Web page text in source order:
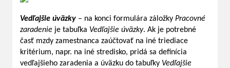
Vedľajšie úväzky – na konci formulára záložky Pracovné
zaradenie je tabuľka Vedľajšie úväzky. Ak je potrebné
časť mzdy zamestnanca zaúčtovať na iné triediace
kritérium, napr. na iné stredisko, pridá sa definícia
vedľajšieho zaradenia a úväzku do tabuľky Vedľajšie